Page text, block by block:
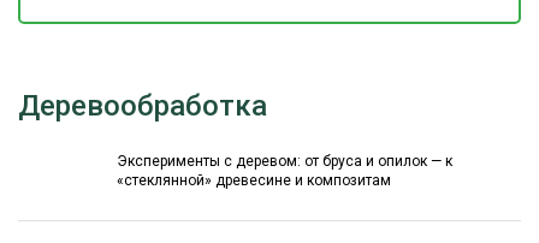
Деревообработка
Эксперименты с деревом: от бруса и опилок — к
«стеклянной» древесине и композитам